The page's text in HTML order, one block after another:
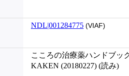
NDL|001284775 (VIAF)
こころの治療薬ハンドブッ
KAKEN (20180227) (読み)